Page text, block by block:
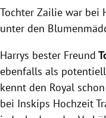
Tochter Zailie war bei
unter den
Harrys bester Freund
ebenfalls als
kennt den Royal
bei Inskips Hochzeit